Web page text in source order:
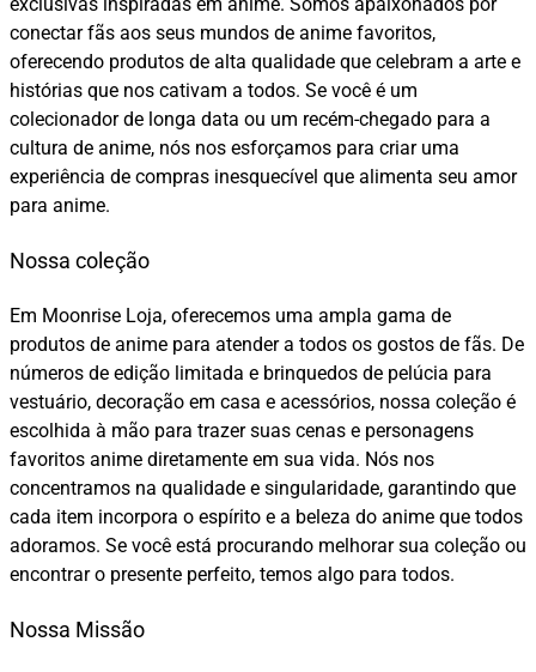
exclusivas inspiradas em anime. Somos apaixonados por
conectar fãs aos seus mundos de anime favoritos,
oferecendo produtos de alta qualidade que celebram a arte e
histórias que nos cativam a todos. Se você é um
colecionador de longa data ou um recém-chegado para a
cultura de anime, nós nos esforçamos para criar uma
experiência de compras inesquecível que alimenta seu amor
para anime.
Nossa coleção
Em Moonrise Loja, oferecemos uma ampla gama de
produtos de anime para atender a todos os gostos de fãs. De
números de edição limitada e brinquedos de pelúcia para
vestuário, decoração em casa e acessórios, nossa coleção é
escolhida à mão para trazer suas cenas e personagens
favoritos anime diretamente em sua vida. Nós nos
concentramos na qualidade e singularidade, garantindo que
cada item incorpora o espírito e a beleza do anime que todos
adoramos. Se você está procurando melhorar sua coleção ou
encontrar o presente perfeito, temos algo para todos.
Nossa Missão